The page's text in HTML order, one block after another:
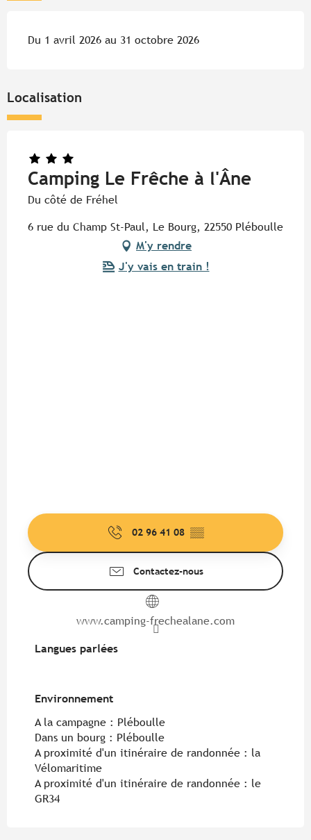
Du 1 avril 2026 au 31 octobre 2026
Localisation
Camping Le Frêche à l'Âne
Du côté de Fréhel
6 rue du Champ St-Paul, Le Bourg, 22550 Pléboulle
M'y rendre
J'y vais en train !
02 96 41 08 ▒▒
Contactez-nous
www.camping-frechealane.com
Langues parlées
Langues parlées
Environnement
Environnement
A la campagne : Pléboulle
Dans un bourg : Pléboulle
A proximité d'un itinéraire de randonnée : la
Vélomaritime
A proximité d'un itinéraire de randonnée : le
GR34